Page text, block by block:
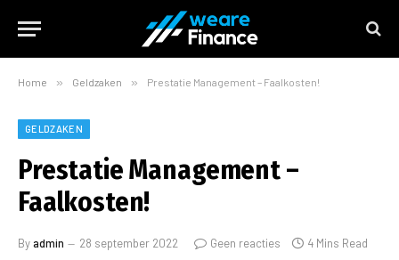
Home » Geldzaken » Prestatie Management – Faalkosten!
GELDZAKEN
Prestatie Management –
Faalkosten!
Byadmin 28 september 2022 Geen reacties 4 Mins Read